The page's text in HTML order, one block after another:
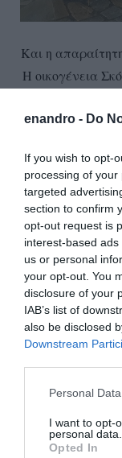
enandro - Do
If you wish to opt-
processing of
targeted
section to confirm
opt-out request is
interest-based
us or personal
your opt-out. You
disclosure of your
IAB’s list of
also be disclosed
Downstream
Please note that
not limited to your
grant or deny
Personal
I want to opt-
personal data.
Opted In
Και η
Η οικογένεια
Και μια
ώρες το